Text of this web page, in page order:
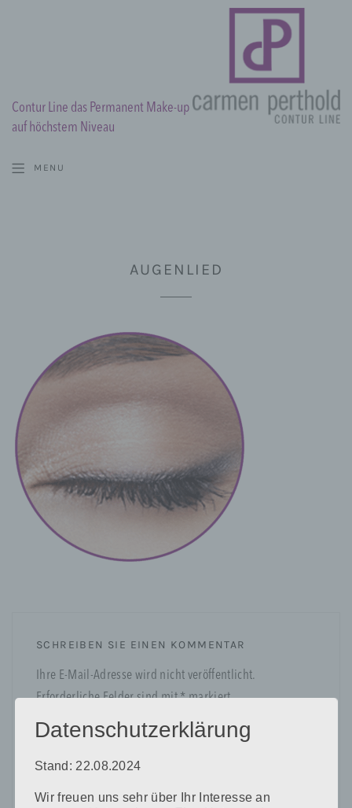
Contur Line das Permanent Make-up
auf höchstem Niveau
MENU
AUGENLIED
SCHREIBEN SIE EINEN KOMMENTAR
Ihre E-Mail-Adresse wird nicht veröffentlicht.
Erforderliche Felder sind mit*markiert
Kommentar*
Datenschutzerklärung
Stand: 22.08.2024
Wir freuen uns sehr über Ihr Interesse an